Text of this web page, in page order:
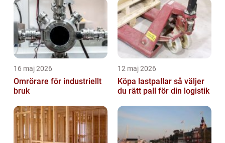
16 maj 2026
Omrörare för industriellt
bruk
12 maj 2026
Köpa lastpallar så väljer
du rätt pall för din logistik